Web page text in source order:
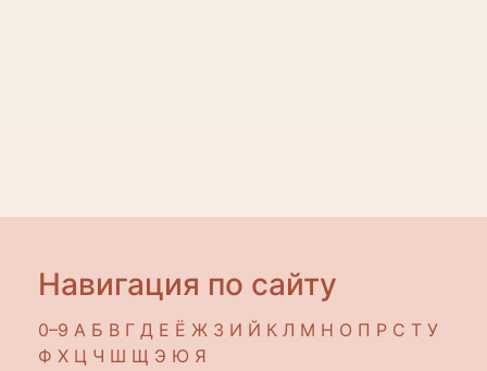
Навигация по сайту
0–9 A Б В Г Д Е Ё Ж З И Й К Л М Н О П Р С Т У
Ф Х Ц Ч Ш Щ Э Ю Я